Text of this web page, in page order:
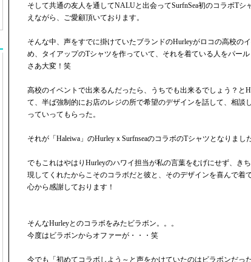
そして共通の友人を通してNALUと出会ってSurfnSea初のコラボTシ
えながら、ご愛顧頂いております。
そんな中、声をすでに掛けていたブランドのHurleyがロコの高校の
め、タイアップのTシャツを作っていて、それを着ている人をパール
さあ大変！笑
高校のイベントで出来るんだったら、うちでも出来るでしょう？と
て、半ば強制的にお店のレジの所で希望のデザインを話して、相談
っていってもらった。
それが「Haleiwa」のHurleyｘSurfnseaのコラボのTシャツとなりました
でもこれはやはりHurleyのハワイ担当が私の言葉をむげにせず、き
現してくれたからこそのコラボだと彼と、そのデザインを喜んで着
心から感謝しております！
そんなHurleyとのコラボをみたビラボン。。。
今度はビラボンからオファーが・・・笑
今でも「初めてコラボしよう～と声をかけていたのはビラボンだっ